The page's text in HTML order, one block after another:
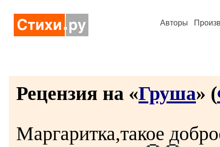
Авторы
Рецензия на «Груша» (
Маргаритка,такое